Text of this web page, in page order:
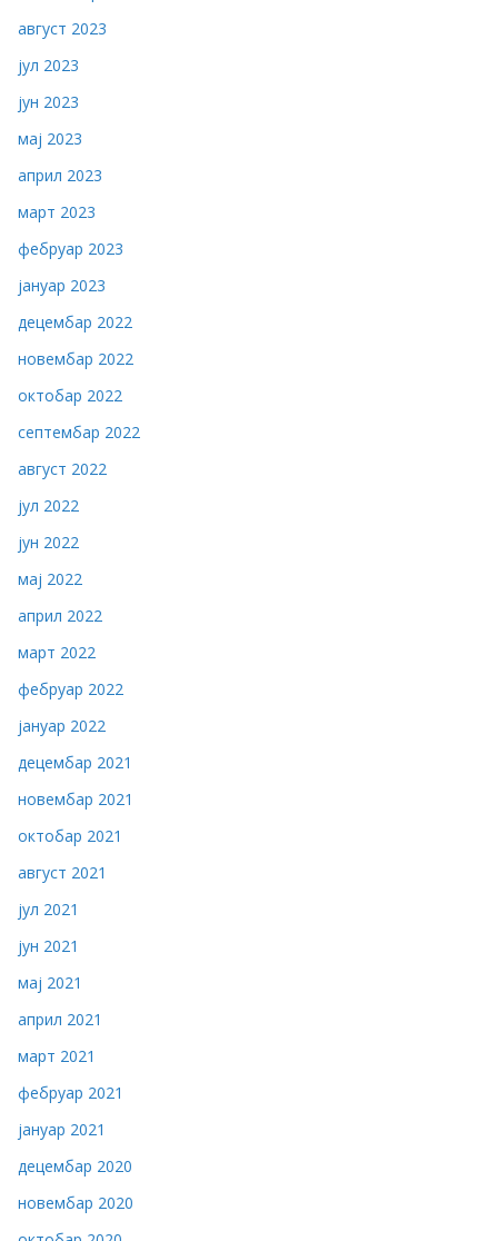
август 2023
јул 2023
јун 2023
мај 2023
април 2023
март 2023
фебруар 2023
јануар 2023
децембар 2022
новембар 2022
октобар 2022
септембар 2022
август 2022
јул 2022
јун 2022
мај 2022
април 2022
март 2022
фебруар 2022
јануар 2022
децембар 2021
новембар 2021
октобар 2021
август 2021
јул 2021
јун 2021
мај 2021
април 2021
март 2021
фебруар 2021
јануар 2021
децембар 2020
новембар 2020